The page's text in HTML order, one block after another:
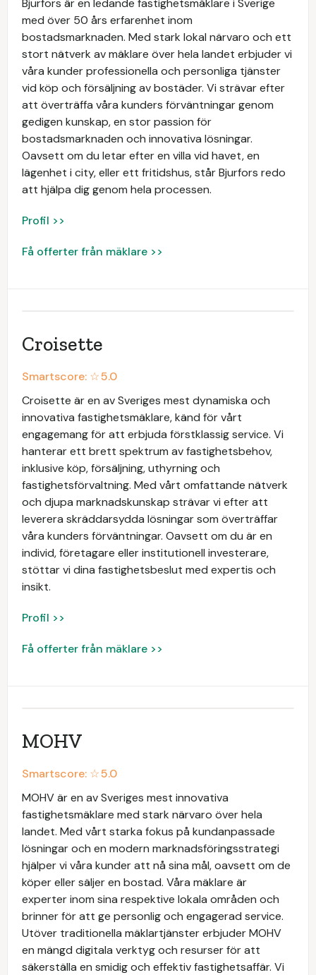
Bjurfors är en ledande fastighetsmäklare i Sverige
med över 50 års erfarenhet inom
bostadsmarknaden. Med stark lokal närvaro och ett
stort nätverk av mäklare över hela landet erbjuder vi
våra kunder professionella och personliga tjänster
vid köp och försäljning av bostäder. Vi strävar efter
att överträffa våra kunders förväntningar genom
gedigen kunskap, en stor passion för
bostadsmarknaden och innovativa lösningar.
Oavsett om du letar efter en villa vid havet, en
lägenhet i city, eller ett fritidshus, står Bjurfors redo
att hjälpa dig genom hela processen.
Profil >>
Få offerter från mäklare >>
Croisette
Smartscore: ☆5.0
Croisette är en av Sveriges mest dynamiska och
innovativa fastighetsmäklare, känd för vårt
engagemang för att erbjuda förstklassig service. Vi
hanterar ett brett spektrum av fastighetsbehov,
inklusive köp, försäljning, uthyrning och
fastighetsförvaltning. Med vårt omfattande nätverk
och djupa marknadskunskap strävar vi efter att
leverera skräddarsydda lösningar som överträffar
våra kunders förväntningar. Oavsett om du är en
individ, företagare eller institutionell investerare,
stöttar vi dina fastighetsbeslut med expertis och
insikt.
Profil >>
Få offerter från mäklare >>
MOHV
Smartscore: ☆5.0
MOHV är en av Sveriges mest innovativa
fastighetsmäklare med stark närvaro över hela
landet. Med vårt starka fokus på kundanpassade
lösningar och en modern marknadsföringsstrategi
hjälper vi våra kunder att nå sina mål, oavsett om de
köper eller säljer en bostad. Våra mäklare är
experter inom sina respektive lokala områden och
brinner för att ge personlig och engagerad service.
Utöver traditionella mäklartjänster erbjuder MOHV
en mängd digitala verktyg och resurser för att
säkerställa en smidig och effektiv fastighetsaffär. Vi